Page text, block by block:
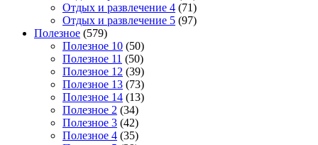
Отдых и развлечение 4 (71)
Отдых и развлечение 5 (97)
Полезное (579)
Полезное 10 (50)
Полезное 11 (50)
Полезное 12 (39)
Полезное 13 (73)
Полезное 14 (13)
Полезное 2 (34)
Полезное 3 (42)
Полезное 4 (35)